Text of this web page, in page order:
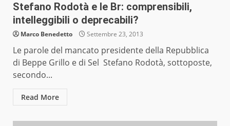
Stefano Rodotà e le Br: comprensibili,
intelleggibili o deprecabili?
Marco Benedetto Settembre 23, 2013
Le parole del mancato presidente della Repubblica
di Beppe Grillo e di Sel Stefano Rodotà, sottoposte,
secondo...
Read More